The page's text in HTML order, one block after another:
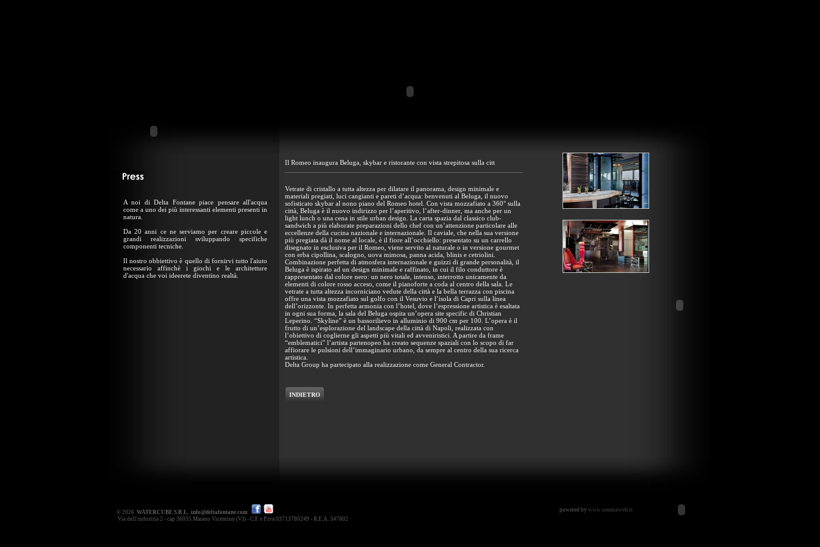
A noi di Delta Fontane piace pensare all'acqua
come a uno dei più interessanti elementi presenti in
natura.
Da 20 anni ce ne serviamo per creare piccole e
grandi realizzazioni sviluppando specifiche
componenti tecniche.
Il nostro obbiettivo è quello di fornirvi tutto l'aiuto
necessario affinchè i giochi e le architetture
d'acqua che voi ideerete diventino realtà.
Il Romeo inaugura Beluga, skybar e ristorante con vista strepitosa sulla citt
Vetrate di cristallo a tutta altezza per dilatare il panorama, design minimale e
materiali pregiati, luci cangianti e pareti d’acqua: benvenuti al Beluga, il nuovo
sofisticato skybar al nono piano del Romeo hotel. Con vista mozzafiato a 360° sulla
città, Beluga è il nuovo indirizzo per l’aperitivo, l’after-dinner, ma anche per un
light lunch o una cena in stile urban design. La carta spazia dal classico club-
sandwich a più elaborate preparazioni dello chef con un’attenzione particolare alle
eccellenze della cucina nazionale e internazionale. Il caviale, che nella sua versione
più pregiata dà il nome al locale, è il fiore all’occhiello: presentato su un carrello
disegnato in esclusiva per il Romeo, viene servito al naturale o in versione gourmet
con erba cipollina, scalogno, uova mimosa, panna acida, blinis e cetriolini.
Combinazione perfetta di atmosfera internazionale e guizzi di grande personalità, il
Beluga è ispirato ad un design minimale e raffinato, in cui il filo conduttore è
rappresentato dal colore nero: un nero totale, intenso, interrotto unicamente da
elementi di colore rosso acceso, come il pianoforte a coda al centro della sala. Le
vetrate a tutta altezza incorniciano vedute della città e la bella terrazza con piscina
offre una vista mozzafiato sul golfo con il Vesuvio e l’isola di Capri sulla linea
dell’orizzonte. In perfetta armonia con l’hotel, dove l’espressione artistica è esaltata
in ogni sua forma, la sala del Beluga ospita un’opera site specific di Christian
Leperino. “Skyline” è un bassorilievo in alluminio di 900 cm per 100. L’opera è il
frutto di un’esplorazione del landscape della città di Napoli, realizzata con
l’obiettivo di coglierne gli aspetti più vitali ed avveniristici. A partire da frame
“emblematici” l’artista partenopeo ha creato sequenze spaziali con lo scopo di far
affiorare le pulsioni dell’immaginario urbano, da sempre al centro della sua ricerca
artistica.
Delta Group ha partecipato alla realizzazione come General Contractor.
INDIETRO
© 2026 WATERCUBE S.R.L. info@deltafontane.com powered by www.omniaweb.it
Via dell'industria 2 - cap 36035 Marano Vicentino (VI) - C.F. e P.iva 03713780249 - R.E.A. 347802